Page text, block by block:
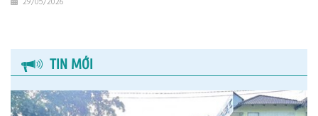
TIN MỚI